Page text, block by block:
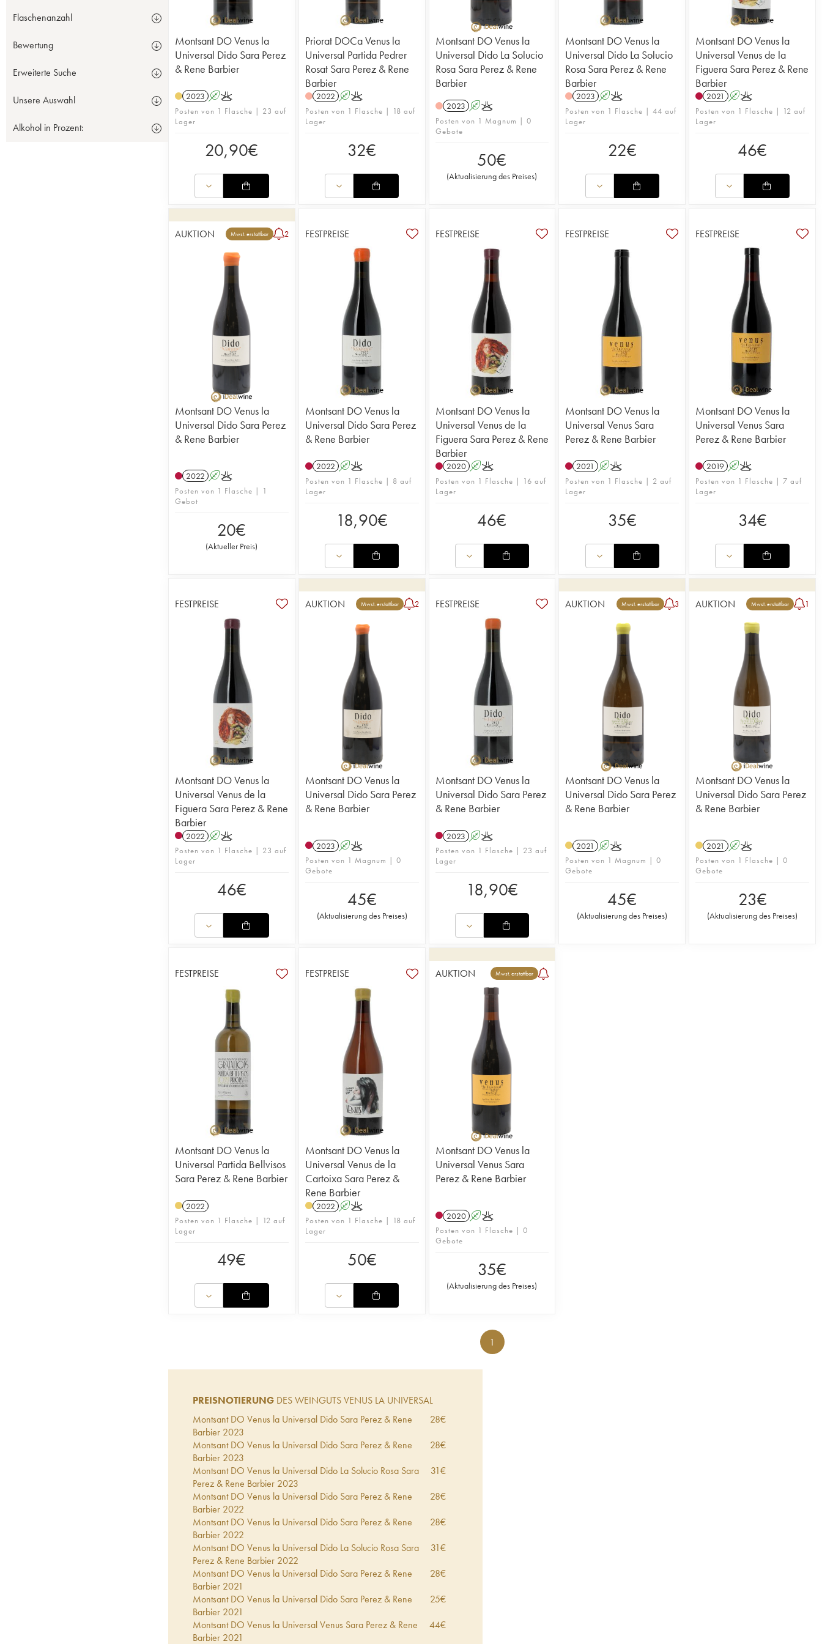
Flaschenanzahl
Bewertung
Erweiterte Suche
Unsere Auswahl
Alkohol in Prozent:
Montsant DO Venus la
Universal Dido Sara Perez
& Rene Barbier
2023 AK
Posten von 1 Flasche | 23 auf
Lager
20,90€
Priorat DOCa Venus la
Universal Partida Pedrer
Rosat Sara Perez & Rene
Barbier
2022 AK
Posten von 1 Flasche | 18 auf
Lager
32€
Montsant DO Venus la
Universal Dido La Solucio
Rosa Sara Perez & Rene
Barbier
2023 AK
Posten von 1 Magnum | 0
Gebote
50€
(Aktualisierung des Preises)
Montsant DO Venus la
Universal Dido La Solucio
Rosa Sara Perez & Rene
Barbier
2023 AK
Posten von 1 Flasche | 44 auf
Lager
22€
Montsant DO Venus la
Universal Venus de la
Figuera Sara Perez & Rene
Barbier
2021 AK
Posten von 1 Flasche | 12 auf
Lager
46€
AUKTION Mwst. erstattbar 2
Montsant DO Venus la
Universal Dido Sara Perez
& Rene Barbier
2022 AK
Posten von 1 Flasche | 1
Gebot
20€
(Aktueller Preis)
FESTPREISE
Montsant DO Venus la
Universal Dido Sara Perez
& Rene Barbier
2022 AK
Posten von 1 Flasche | 8 auf
Lager
18,90€
FESTPREISE
Montsant DO Venus la
Universal Venus de la
Figuera Sara Perez & Rene
Barbier
2020 AK
Posten von 1 Flasche | 16 auf
Lager
46€
FESTPREISE
Montsant DO Venus la
Universal Venus Sara
Perez & Rene Barbier
2021 AK
Posten von 1 Flasche | 2 auf
Lager
35€
FESTPREISE
Montsant DO Venus la
Universal Venus Sara
Perez & Rene Barbier
2019 AK
Posten von 1 Flasche | 7 auf
Lager
34€
FESTPREISE
Montsant DO Venus la
Universal Venus de la
Figuera Sara Perez & Rene
Barbier
2022 AK
Posten von 1 Flasche | 23 auf
Lager
46€
AUKTION Mwst. erstattbar 2
Montsant DO Venus la
Universal Dido Sara Perez
& Rene Barbier
2023 AK
Posten von 1 Magnum | 0
Gebote
45€
(Aktualisierung des Preises)
FESTPREISE
Montsant DO Venus la
Universal Dido Sara Perez
& Rene Barbier
2023 AK
Posten von 1 Flasche | 23 auf
Lager
18,90€
AUKTION Mwst. erstattbar 3
Montsant DO Venus la
Universal Dido Sara Perez
& Rene Barbier
2021 AK
Posten von 1 Magnum | 0
Gebote
45€
(Aktualisierung des Preises)
AUKTION Mwst. erstattbar 1
Montsant DO Venus la
Universal Dido Sara Perez
& Rene Barbier
2021 AK
Posten von 1 Flasche | 0
Gebote
23€
(Aktualisierung des Preises)
FESTPREISE
Montsant DO Venus la
Universal Partida Bellvisos
Sara Perez & Rene Barbier
2022
Posten von 1 Flasche | 12 auf
Lager
49€
FESTPREISE
Montsant DO Venus la
Universal Venus de la
Cartoixa Sara Perez &
Rene Barbier
2022 AK
Posten von 1 Flasche | 18 auf
Lager
50€
AUKTION Mwst. erstattbar
Montsant DO Venus la
Universal Venus Sara
Perez & Rene Barbier
2020 AK
Posten von 1 Flasche | 0
Gebote
35€
(Aktualisierung des Preises)
1
PREISNOTIERUNG DES WEINGUTS VENUS LA UNIVERSAL
Montsant DO Venus la Universal Dido Sara Perez & Rene
Barbier 2023
28€
Montsant DO Venus la Universal Dido Sara Perez & Rene
Barbier 2023
28€
Montsant DO Venus la Universal Dido La Solucio Rosa Sara
Perez & Rene Barbier 2023
31€
Montsant DO Venus la Universal Dido Sara Perez & Rene
Barbier 2022
28€
Montsant DO Venus la Universal Dido Sara Perez & Rene
Barbier 2022
28€
Montsant DO Venus la Universal Dido La Solucio Rosa Sara
Perez & Rene Barbier 2022
31€
Montsant DO Venus la Universal Dido Sara Perez & Rene
Barbier 2021
28€
Montsant DO Venus la Universal Dido Sara Perez & Rene
Barbier 2021
25€
Montsant DO Venus la Universal Venus Sara Perez & Rene
Barbier 2021
44€